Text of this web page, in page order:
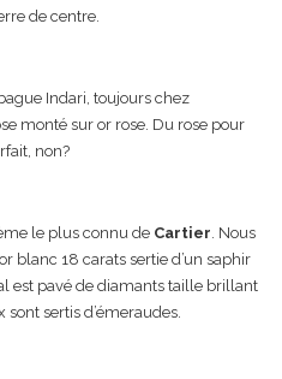
de centre.
Indari, toujours chez
monté sur or rose. Du rose pour
non?
le plus connu de Cartier . Nous
blanc 18 carats sertie d’un saphir
est pavé de diamants taille brillant
sont sertis d’émeraudes.